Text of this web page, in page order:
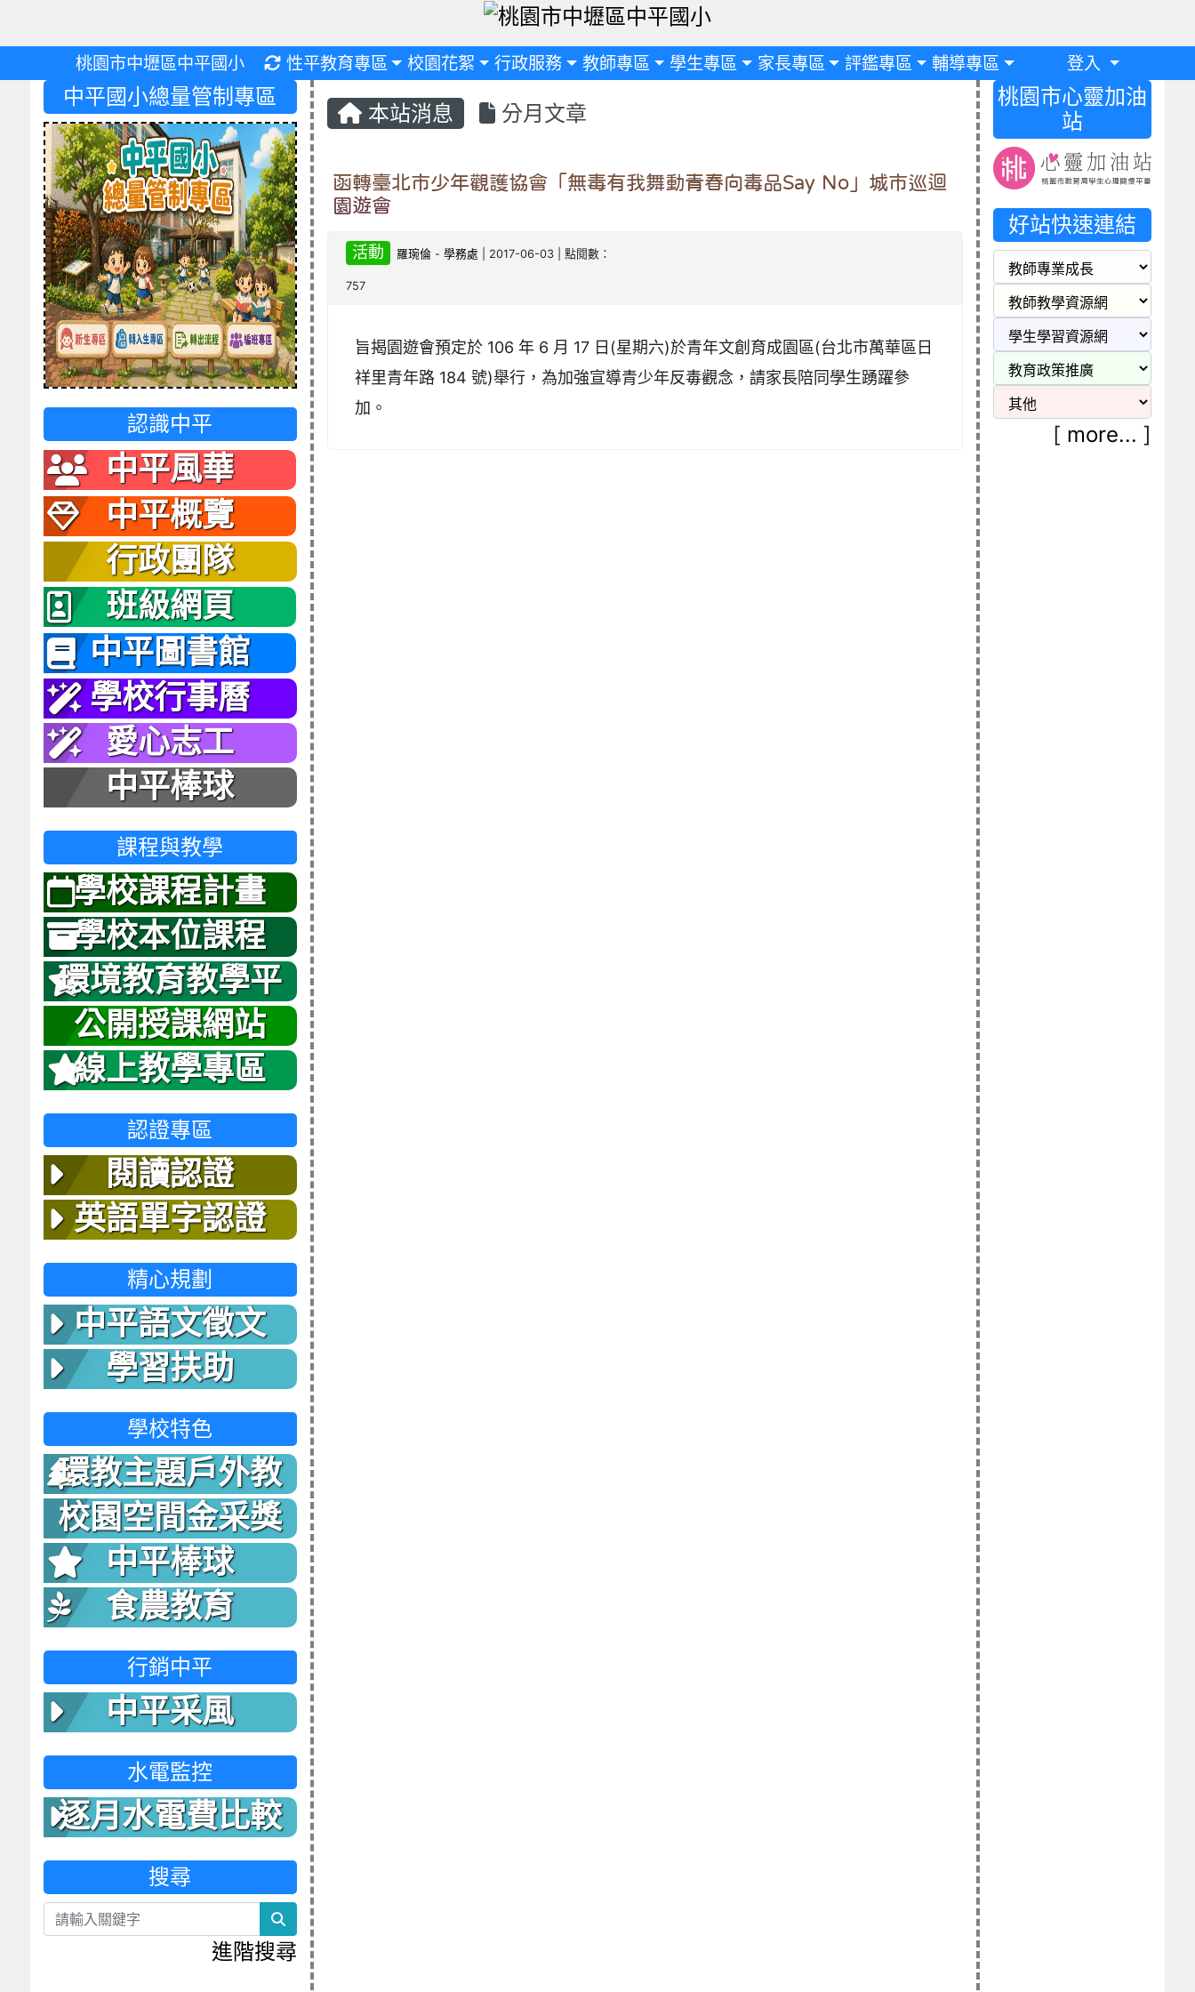
桃園市中壢區中平國小 重新取得佈景設定
性平教育專區 校園花絮 行政服務 教師專區 學生專區 家長專區 評鑑專區 輔導專區 登入
本站消息 分月文章
函轉臺北市少年觀護協會「無毒有我舞動青春向毒品Say No」城市巡迴
園遊會
活動 羅琬倫 -學務處 | 2017-06-03 | 點閱數：
757
旨揭園遊會預定於 106 年 6 月 17 日(星期六)於青年文創育成園區(台北市萬華區日
祥里青年路 184 號)舉行，為加強宣導青少年反毒觀念，請家長陪同學生踴躍參
加。
中平國小總量管制專區
認識中平
中平風華
中平概覽
行政團隊
班級網頁
中平圖書館
學校行事曆
愛心志工
中平棒球
課程與教學
學校課程計畫
學校本位課程
環境教育教學平
台
公開授課網站
線上教學專區
認證專區
閱讀認證
英語單字認證
精心規劃
中平語文徵文
學習扶助
學校特色
環教主題戶外教
室
校園空間金采獎
中平棒球
食農教育
行銷中平
中平采風
水電監控
逐月水電費比較
表
搜尋
search
進階搜尋
桃園市心靈加油
站
好站快速連結
[ more... ]